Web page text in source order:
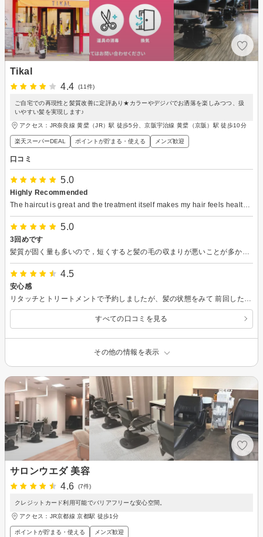
Tikal
4.4
(11件)
ご自宅での再現性と髪質改善に定評あり★カラーやデジパでお洒落を楽しみつつ、扱
いやすい髪を実現します♪
アクセス：JR奈良線 黄檗（JR）駅 徒歩5分、京阪宇治線 黄檗（京阪）駅 徒歩10分
楽天スーパーDEAL ポイントが貯まる・使える メンズ歓迎
口コミ
5.0
Highly Recommended
5.0
3回めです
4.5
安心感
すべての口コミを見る
その他の情報を表示
サロンウエダ 美容
4.6
(7件)
クレジットカード利用可能でバリアフリーな安心空間。
アクセス：JR京都線 京都駅 徒歩1分
ポイントが貯まる・使える メンズ歓迎